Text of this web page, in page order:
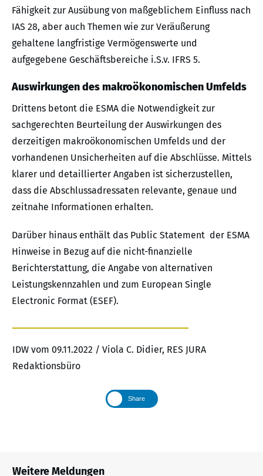
Fähigkeit zur Ausübung von maßgeblichem Einfluss nach
IAS 28, aber auch Themen wie zur Veräußerung
gehaltene langfristige Vermögenswerte und
aufgegebene Geschäftsbereiche i.S.v. IFRS 5.
Auswirkungen des makroökonomischen Umfelds
Drittens betont die ESMA die Notwendigkeit zur
sachgerechten Beurteilung der Auswirkungen des
derzeitigen makroökonomischen Umfelds und der
vorhandenen Unsicherheiten auf die Abschlüsse. Mittels
klarer und detaillierter Angaben ist sicherzustellen,
dass die Abschlussadressaten relevante, genaue und
zeitnahe Informationen erhalten.
Darüber hinaus enthält das Public Statement der ESMA
Hinweise in Bezug auf die nicht-finanzielle
Berichterstattung, die Angabe von alternativen
Leistungskennzahlen und zum European Single
Electronic Format (ESEF).
IDW vom 09.11.2022 / Viola C. Didier, RES JURA
Redaktionsbüro
Share
Weitere Meldungen